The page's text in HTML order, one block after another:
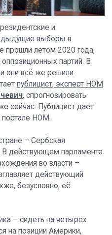
и
выборы в
прошли летом 2020 года,
партий. В
они всё же решили
публицист, эксперт НОМ
, спрогнозировать
сейчас. Публицист дает
портале НОМ.
– Сербская
В действующем парламенте
во власти –
действующий
безусловно, её
– сидеть на четырех
на позиции Америки,